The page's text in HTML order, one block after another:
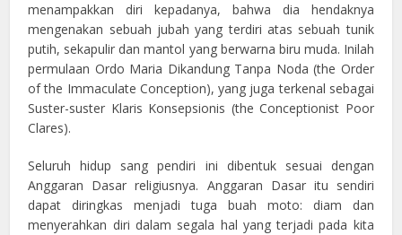
menampakkan diri kepadanya, bahwa dia hendaknya
mengenakan sebuah jubah yang terdiri atas sebuah tunik
putih, sekapulir dan mantol yang berwarna biru muda. Inilah
permulaan Ordo Maria Dikandung Tanpa Noda (the Order
of the Immaculate Conception), yang juga terkenal sebagai
Suster-suster Klaris Konsepsionis (the Conceptionist Poor
Clares).
Seluruh hidup sang pendiri ini dibentuk sesuai dengan
Anggaran Dasar religiusnya. Anggaran Dasar itu sendiri
dapat diringkas menjadi tuga buah moto: diam dan
menyerahkan diri dalam segala hal yang terjadi pada kita